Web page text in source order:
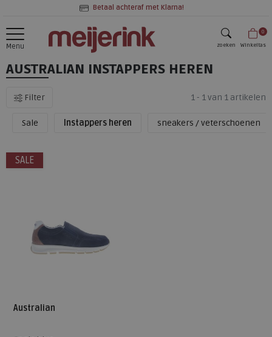
Betaal achteraf met Klarna!
Menu zoeken
0
Winkeltas
AUSTRALIAN INSTAPPERS HEREN
Filter 1 - 1 van 1 artikelen
Sale Instappers heren sneakers / veterschoenen
SALE
Australian